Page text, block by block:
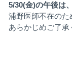
5/30(金)の午後は、
浦野医師不在のた
あらかじめご了承